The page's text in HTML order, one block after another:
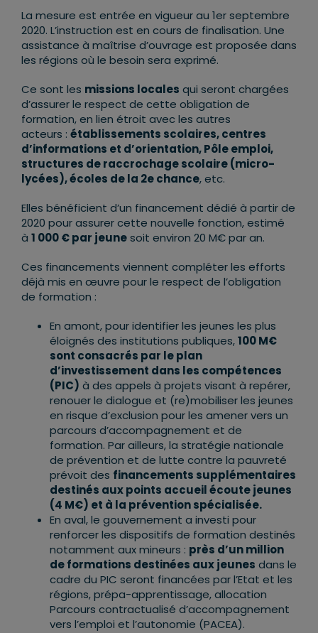
La mesure est entrée en vigueur au 1er septembre
2020. L’instruction est en cours de finalisation. Une
assistance à maîtrise d’ouvrage est proposée dans
les régions où le besoin sera exprimé.
Ce sont les missions locales qui seront chargées
d’assurer le respect de cette obligation de
formation, en lien étroit avec les autres
acteurs : établissements scolaires, centres
d’informations et d’orientation, Pôle emploi,
structures de raccrochage scolaire (micro-
lycées), écoles de la 2e chance, etc.
Elles bénéficient d’un financement dédié à partir de
2020 pour assurer cette nouvelle fonction, estimé
à 1 000 € par jeunesoit environ 20 M€ par an.
Ces financements viennent compléter les efforts
déjà mis en œuvre pour le respect de l’obligation
de formation :
En amont, pour identifier les jeunes les plus
éloignés des institutions publiques,100 M€
sont consacrés par le plan
d’investissement dans les compétences
(PIC) à des appels à projets visant à repérer,
renouer le dialogue et (re)mobiliser les jeunes
en risque d’exclusion pour les amener vers un
parcours d’accompagnement et de
formation. Par ailleurs, la stratégie nationale
de prévention et de lutte contre la pauvreté
prévoit des financements supplémentaires
destinés aux points accueil écoute jeunes
(4 M€) et à la prévention spécialisée.
En aval, le gouvernement a investi pour
renforcer les dispositifs de formation destinés
notamment aux mineurs : près d’un million
de formations destinées aux jeunes dans le
cadre du PIC seront financées par l’Etat et les
régions, prépa-apprentissage, allocation
Parcours contractualisé d’accompagnement
vers l’emploi et l’autonomie (PACEA).